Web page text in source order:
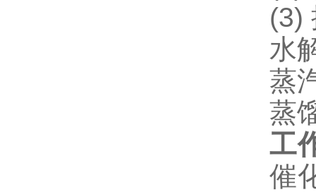
(3)
水
蒸
蒸
工
催